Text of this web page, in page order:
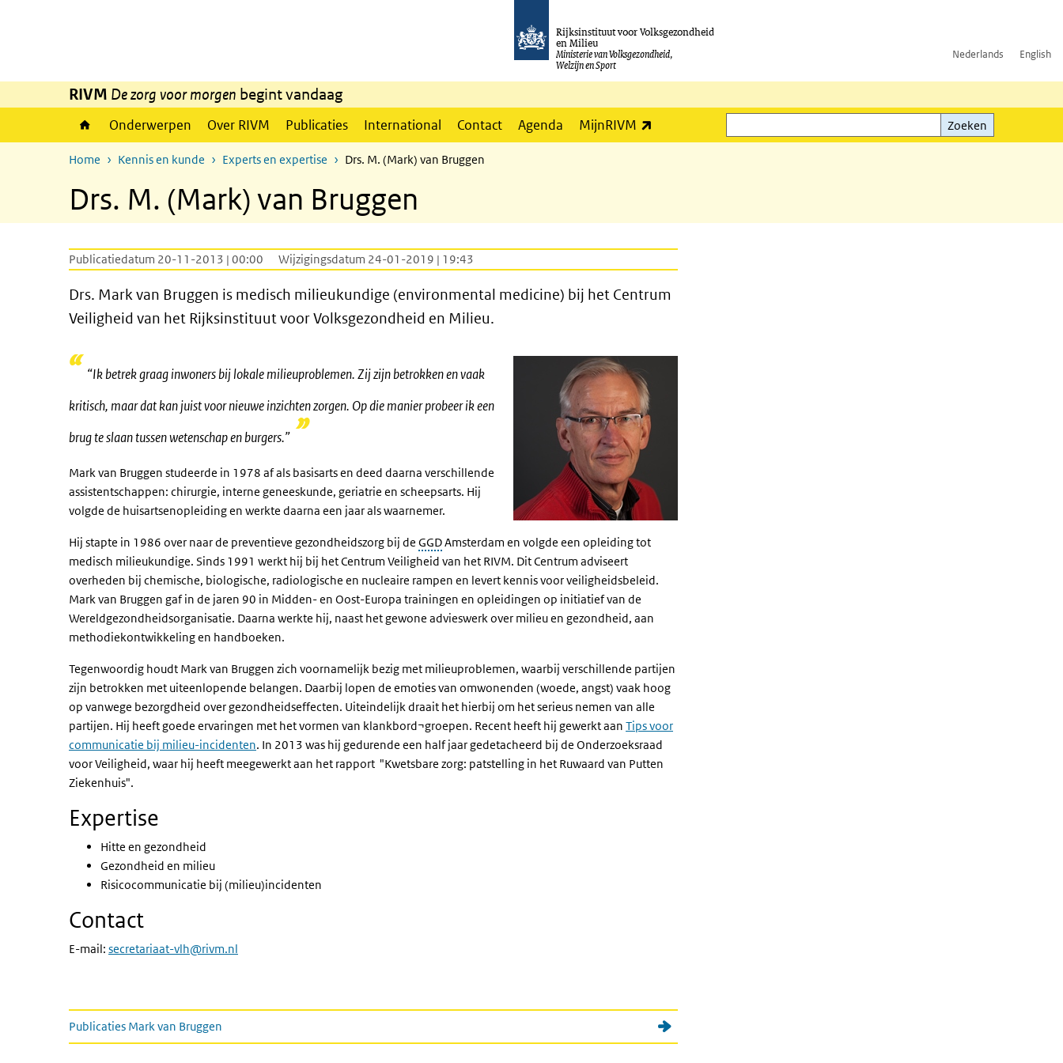
Rijksinstituut voor Volksgezondheid
en Milieu
Ministerie van Volksgezondheid,
Welzijn en Sport
Nederlands English
RIVM De zorg voor morgen begint vandaag
Onderwerpen Over RIVM Publicaties International Contact Agenda MijnRIVM
Zoeken
Zoeken
Home Kennis en kunde Experts en expertise Drs. M. (Mark) van Bruggen
Drs. M. (Mark) van Bruggen
Publicatiedatum 20-11-2013 | 00:00 Wijzigingsdatum 24-01-2019 | 19:43
Drs. Mark van Bruggen is medisch milieukundige (environmental medicine) bij het Centrum
Veiligheid van het Rijksinstituut voor Volksgezondheid en Milieu.
“Ik betrek graag inwoners bij lokale milieuproblemen. Zij zijn betrokken en vaak
kritisch, maar dat kan juist voor nieuwe inzichten zorgen. Op die manier probeer ik een
brug te slaan tussen wetenschap en burgers.”
Mark van Bruggen studeerde in 1978 af als basisarts en deed daarna verschillende
assistentschappen: chirurgie, interne geneeskunde, geriatrie en scheepsarts. Hij
volgde de huisartsenopleiding en werkte daarna een jaar als waarnemer.
Hij stapte in 1986 over naar de preventieve gezondheidszorg bij de GGDAmsterdam en volgde een opleiding tot
medisch milieukundige. Sinds 1991 werkt hij bij het Centrum Veiligheid van het RIVM. Dit Centrum adviseert
overheden bij chemische, biologische, radiologische en nucleaire rampen en levert kennis voor veiligheidsbeleid.
Mark van Bruggen gaf in de jaren 90 in Midden- en Oost-Europa trainingen en opleidingen op initiatief van de
Wereldgezondheidsorganisatie. Daarna werkte hij, naast het gewone advieswerk over milieu en gezondheid, aan
methodiekontwikkeling en handboeken.
Tegenwoordig houdt Mark van Bruggen zich voornamelijk bezig met milieuproblemen, waarbij verschillende partijen
zijn betrokken met uiteenlopende belangen. Daarbij lopen de emoties van omwonenden (woede, angst) vaak hoog
op vanwege bezorgdheid over gezondheidseffecten. Uiteindelijk draait het hierbij om het serieus nemen van alle
partijen. Hij heeft goede ervaringen met het vormen van klankbord¬groepen. Recent heeft hij gewerkt aan Tips voor
communicatie bij milieu-incidenten. In 2013 was hij gedurende een half jaar gedetacheerd bij de Onderzoeksraad
voor Veiligheid, waar hij heeft meegewerkt aan het rapport "Kwetsbare zorg: patstelling in het Ruwaard van Putten
Ziekenhuis".
Expertise
Hitte en gezondheid
Gezondheid en milieu
Risicocommunicatie bij (milieu)incidenten
Contact
E-mail: secretariaat-vlh@rivm.nl
Gerelateerde informatie
Publicaties Mark van Bruggen